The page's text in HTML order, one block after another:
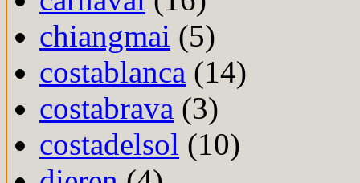
chiangmai (5)
costablanca (14)
costabrava (3)
costadelsol (10)